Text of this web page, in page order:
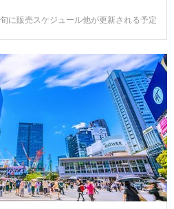
に販売スケジュール他が更新される予定